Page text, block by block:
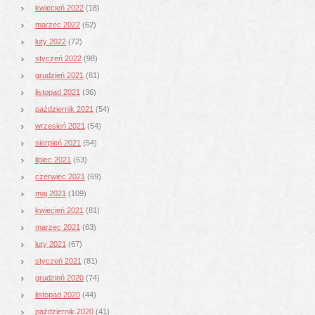
kwiecień 2022 (18)
marzec 2022 (62)
luty 2022 (72)
styczeń 2022 (98)
grudzień 2021 (81)
listopad 2021 (36)
październik 2021 (54)
wrzesień 2021 (54)
sierpień 2021 (54)
lipiec 2021 (63)
czerwiec 2021 (69)
maj 2021 (109)
kwiecień 2021 (81)
marzec 2021 (63)
luty 2021 (67)
styczeń 2021 (81)
grudzień 2020 (74)
listopad 2020 (44)
październik 2020 (41)